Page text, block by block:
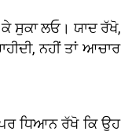
ਸੁਕਾ ਲਓ। ਯਾਦ ਰੱਖੋ,
ਨਹੀਂ ਤਾਂ ਆਚਾਰ
ਧਿਆਨ ਰੱਖੋ ਕਿ ਉਹ